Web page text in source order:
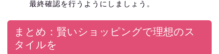
最終確認を行うようにしましょう。
まとめ：賢いショッピングで理想のス
タイルを